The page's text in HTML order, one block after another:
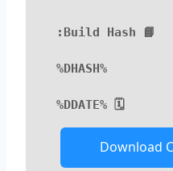
📘 Build Hash:
%DHASH%
🗓 %DDATE%
Download